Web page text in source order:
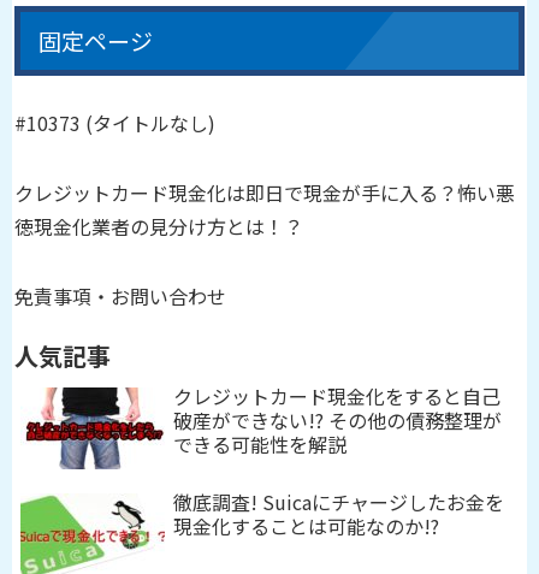
固定ページ
#10373 (タイトルなし)
クレジットカード現金化は即日で現金が手に入る？怖い悪
徳現金化業者の見分け方とは！？
免責事項・お問い合わせ
人気記事
クレジットカード現金化をすると自己
破産ができない!? その他の債務整理が
できる可能性を解説
徹底調査! Suicaにチャージしたお金を
現金化することは可能なのか!?